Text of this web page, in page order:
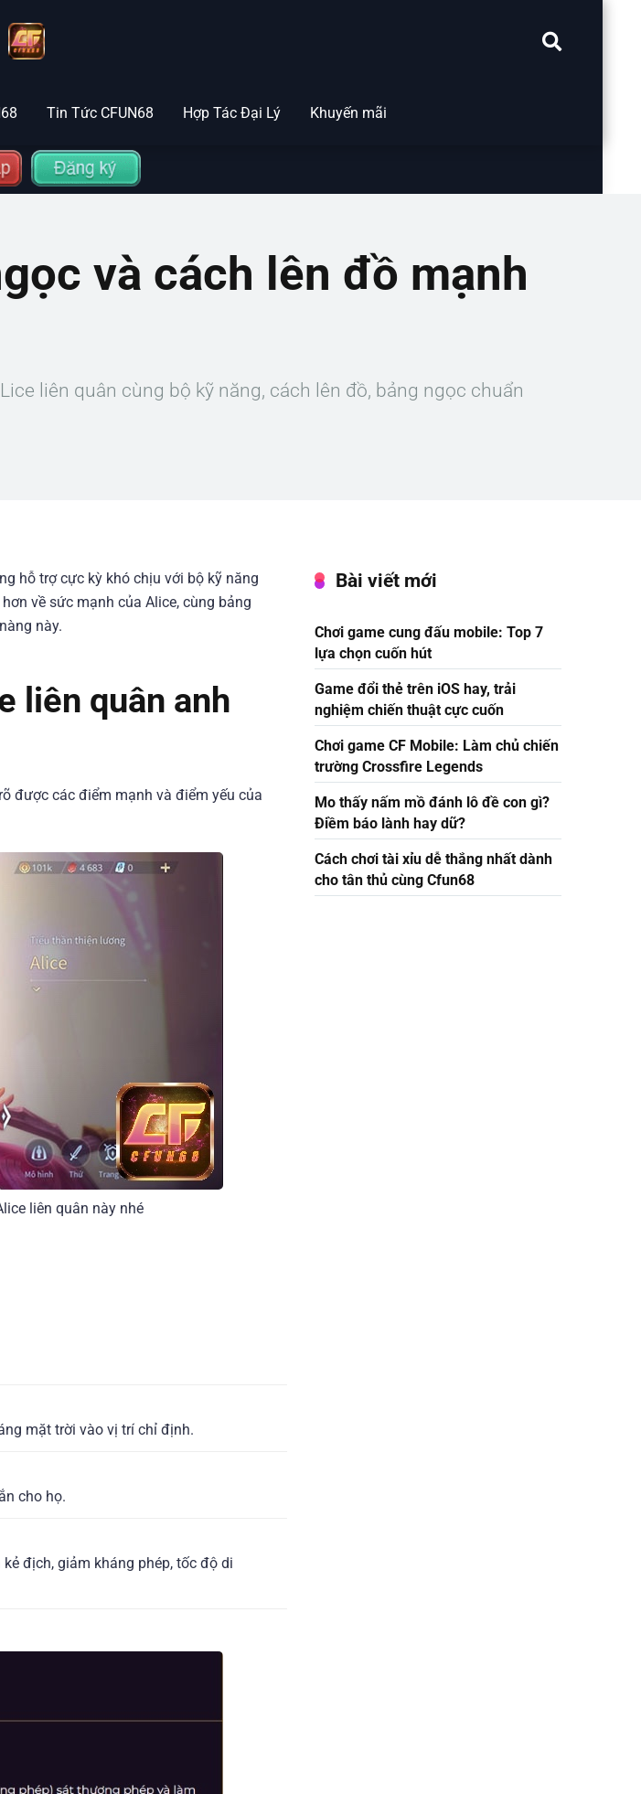
Tin Tức CFUN68 Hợp Tác Đại Lý Khuyến mãi
và cách lên đồ mạnh
liên quân cùng bộ kỹ năng, cách lên đồ, bảng ngọc chuẩn
hỗ trợ cực kỳ khó chịu với bộ kỹ năng
về sức mạnh của Alice, cùng bảng
này.
liên quân anh
được các điểm mạnh và điểm yếu của
liên quân này nhé
mặt trời vào vị trí chỉ định.
cho họ.
địch, giảm kháng phép, tốc độ di
Bài viết mới
Chơi game cung đấu mobile: Top 7
lựa chọn cuốn hút
Game đổi thẻ trên iOS hay, trải
nghiệm chiến thuật cực cuốn
Chơi game CF Mobile: Làm chủ chiến
trường Crossfire Legends
Mo thấy nấm mồ đánh lô đề con gì?
Điềm báo lành hay dữ?
Cách chơi tài xỉu dễ thắng nhất dành
cho tân thủ cùng Cfun68